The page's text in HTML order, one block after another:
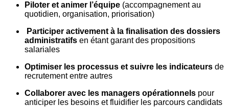
Piloter et animer l’équipe (accompagnement au
quotidien, organisation, priorisation)
Participer activement à la finalisation des dossiers
administratifs en étant garant des propositions
salariales
Optimiser les processus et suivre les indicateurs de
recrutement entre autres
Collaborer avec les managers opérationnels pour
anticiper les besoins et fluidifier les parcours candidats